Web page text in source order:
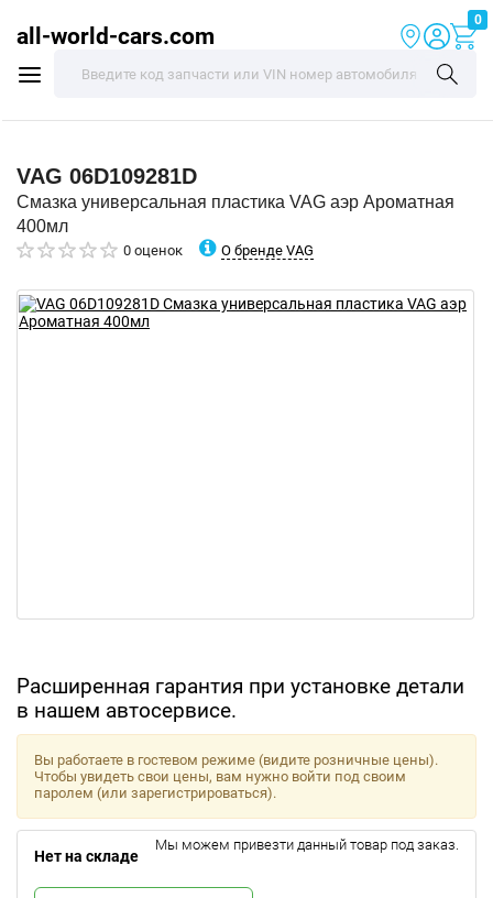
all-world-cars.com
0
VAG 06D109281D
Смазка универсальная пластика VAG аэр Ароматная
400мл
0 оценок О бренде VAG
Расширенная гарантия при установке детали
в нашем автосервисе.
Вы работаете в гостевом режиме (видите розничные цены).
Чтобы увидеть свои цены, вам нужно войти под своим
паролем (или зарегистрироваться).
Нет на складе
Мы можем привезти данный товар под заказ.